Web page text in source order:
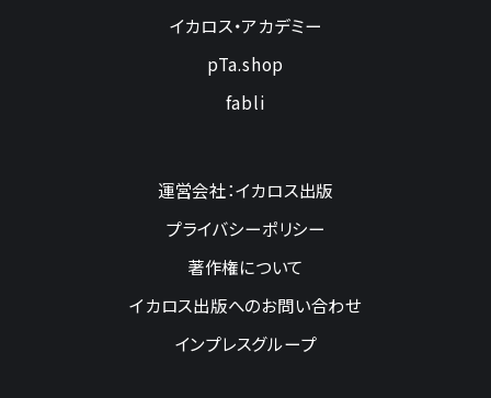
イカロス・アカデミー
pTa.shop
fabli
運営会社：イカロス出版
プライバシーポリシー
著作権について
イカロス出版へのお問い合わせ
インプレスグループ